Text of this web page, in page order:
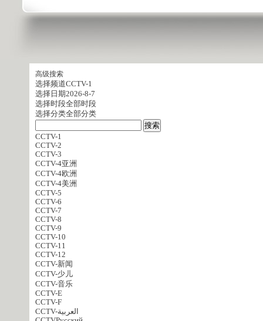
高级搜索
选择频道CCTV-1
选择日期2026-8-7
选择时段全部时段
选择分类全部分类
CCTV-1
CCTV-2
CCTV-3
CCTV-4亚洲
CCTV-4欧洲
CCTV-4美洲
CCTV-5
CCTV-6
CCTV-7
CCTV-8
CCTV-9
CCTV-10
CCTV-11
CCTV-12
CCTV-新闻
CCTV-少儿
CCTV-音乐
CCTV-E
CCTV-F
CCTV-العربية